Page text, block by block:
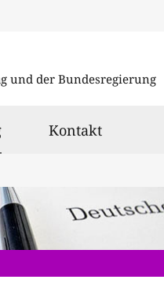
und der Bundesregierung
ausgewählt
Kontakt